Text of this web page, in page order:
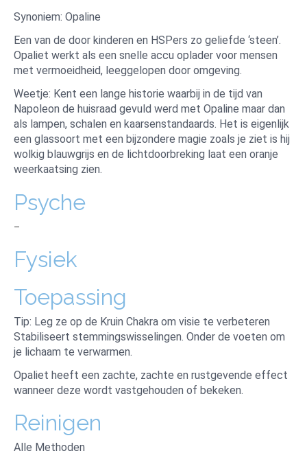
Synoniem: Opaline
Een van de door kinderen en HSPers zo geliefde ‘steen’.
Opaliet werkt als een snelle accu oplader voor mensen
met vermoeidheid, leeggelopen door omgeving.
Weetje: Kent een lange historie waarbij in de tijd van
Napoleon de huisraad gevuld werd met Opaline maar dan
als lampen, schalen en kaarsenstandaards. Het is eigenlijk
een glassoort met een bijzondere magie zoals je ziet is hij
wolkig blauwgrijs en de lichtdoorbreking laat een oranje
weerkaatsing zien.
Psyche
–
Fysiek
Toepassing
Tip: Leg ze op de Kruin Chakra om visie te verbeteren
Stabiliseert stemmingswisselingen. Onder de voeten om
je lichaam te verwarmen.
Opaliet heeft een zachte, zachte en rustgevende effect
wanneer deze wordt vastgehouden of bekeken.
Reinigen
Alle Methoden